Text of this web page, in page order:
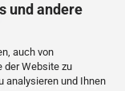
und andere
auch von
der Website zu
analysieren und Ihnen
für Kinder unter 14